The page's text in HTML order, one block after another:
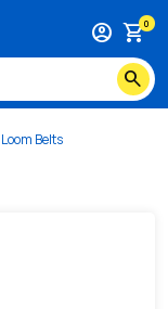
search
account_circle shopping_cart0
Belts
section